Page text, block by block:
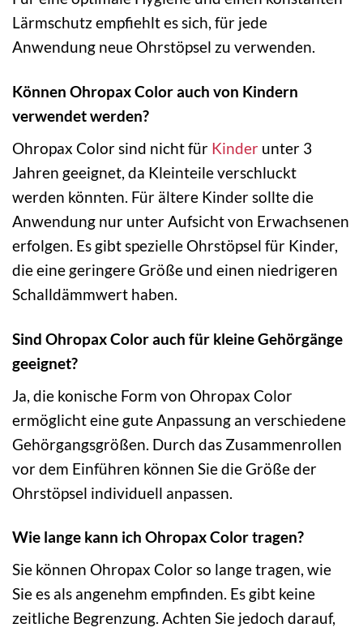
Lärmschutz empfiehlt es sich, für jede
Anwendung neue Ohrstöpsel zu verwenden.
Können Ohropax Color auch von Kindern
verwendet werden?
Ohropax Color sind nicht für Kinder unter 3
Jahren geeignet, da Kleinteile verschluckt
werden könnten. Für ältere Kinder sollte die
Anwendung nur unter Aufsicht von Erwachsenen
erfolgen. Es gibt spezielle Ohrstöpsel für Kinder,
die eine geringere Größe und einen niedrigeren
Schalldämmwert haben.
Sind Ohropax Color auch für kleine Gehörgänge
geeignet?
Ja, die konische Form von Ohropax Color
ermöglicht eine gute Anpassung an verschiedene
Gehörgangsgrößen. Durch das Zusammenrollen
vor dem Einführen können Sie die Größe der
Ohrstöpsel individuell anpassen.
Wie lange kann ich Ohropax Color tragen?
Sie können Ohropax Color so lange tragen, wie
Sie es als angenehm empfinden. Es gibt keine
zeitliche Begrenzung. Achten Sie jedoch darauf,